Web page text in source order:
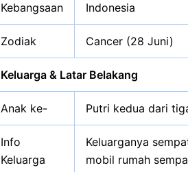
Kebangsaan Indonesia
Zodiak Cancer (28 Juni)
Keluarga & Latar Belakang
Anak ke- Putri kedua dari
Info
Keluarga
Keluarganya
mobil rumah